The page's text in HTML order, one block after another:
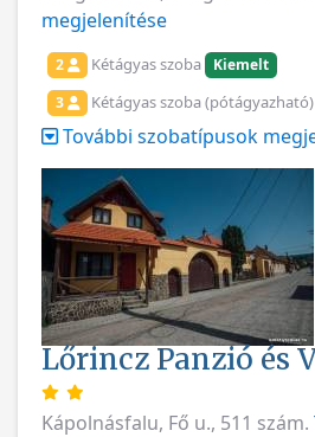
megjelenítése
2 Kétágyas szoba
Kiemelt
3
Kétágyas szoba (pótágyazható)
További szobatípusok
Lőrincz Panzió és
Kápolnásfalu, Fő u., 511 szám.